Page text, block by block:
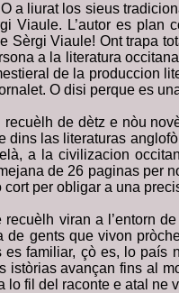
a liurat los sieus
Viaule. L’autor es plan
Sèrgi Viaule! Ont trapa
a la literatura
de la produccion
O disi perque es
de dètz e nòu
dins las literaturas
a la civilizacion
de 26 paginas per
per obligar a una
recuèlh viran a l’entorn
de gents que vivon
familiar, çò es, lo país
istòrias avançan fins al
lo fil del raconte e atal ne